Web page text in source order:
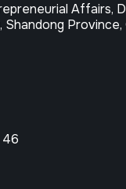
Affairs,
Province,
46